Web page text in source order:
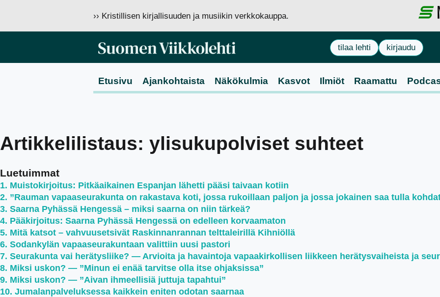
›› Kristillisen kirjallisuuden ja musiikin verkkokauppa.
tilaa lehti kirjaudu
Etusivu Ajankohtaista Näkökulmia Kasvot Ilmiöt Raamattu
Artikkelilistaus: ylisukupolviset suhteet
Luetuimmat
Muistokirjoitus: Pitkäaikainen Espanjan lähetti pääsi taivaan kotiin
”Rauman vapaaseurakunta on rakastava koti, jossa rukoillaan paljon ja jossa jokainen saa tulla
Saarna Pyhässä Hengessä – miksi saarna on niin tärkeä?
Pääkirjoitus: Saarna Pyhässä Hengessä on edelleen korvaamaton
Mitä katsot – vahvuusetsivät Raskinnanrannan telttaleirillä Kihniöllä
Sodankylän vapaaseurakuntaan valittiin uusi pastori
Seurakunta vai herätysliike? — Arvioita ja havaintoja vapaakirkollisen liikkeen herätysvaiheista ja
Miksi uskon? — ”Minun ei enää tarvitse olla itse ohjaksissa”
Miksi uskon? — ”Aivan ihmeellisiä juttuja tapahtui”
Jumalanpalveluksessa kaikkein eniten odotan saarnaa